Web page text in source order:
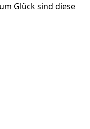
Glück sind diese